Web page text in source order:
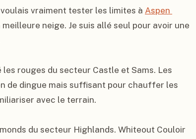
vraiment tester les limites à Aspen
neige. Je suis allé seul pour avoir une
rouges du secteur Castle et Sams. Les
de dingue mais suffisant pour chauffer les
avec le terrain.
du secteur Highlands. Whiteout Couloir